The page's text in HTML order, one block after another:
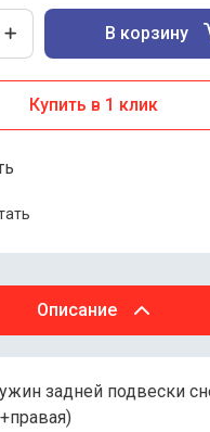
В корзину
Купить в 1 клик
Описание
задней подвески